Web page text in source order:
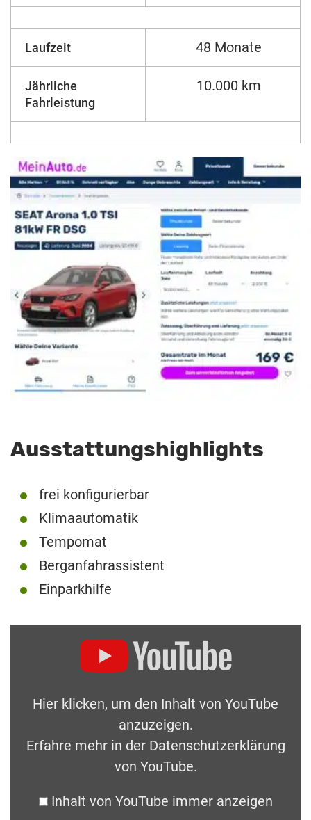
Laufzeit 48 Monate
Jährliche
Fahrleistung
10.000 km
Ausstattungshighlights
frei konfigurierbar
Klimaautomatik
Tempomat
Berganfahrassistent
Einparkhilfe
Hier klicken, um den Inhalt von YouTube
anzuzeigen.
Erfahre mehr in der Datenschutzerklärung
von YouTube.
Inhalt von YouTube immer anzeigen